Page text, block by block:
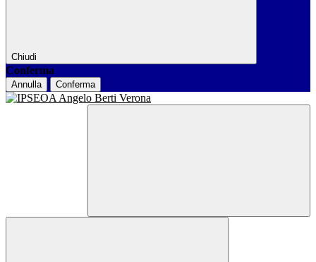
Chiudi
Conferma
Annulla Conferma